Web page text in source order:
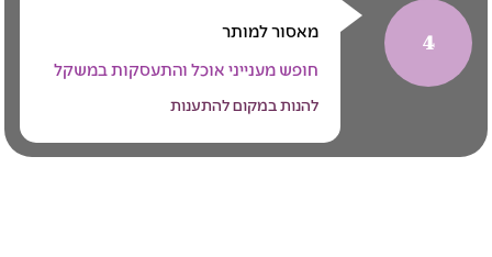
מאסור למותר
חופש מענייני אוכל והתעסקות במשקל
להנות במקום להתענות
4